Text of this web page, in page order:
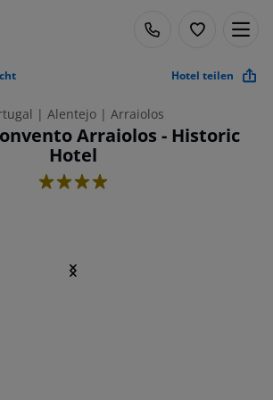
Hotel teilen
| Alentejo | Arraiolos
Arraiolos - Historic
Hotel
4